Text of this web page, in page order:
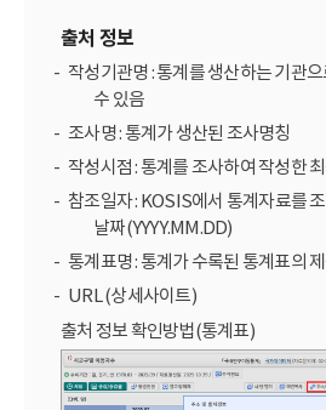
출처 정보
작성기관명 : 통계를 생산하는 기관
수 있음
조사명 : 통계가 생산된 조사명칭
작성시점 : 통계를 조사하여 작성한
참조일자 : KOSIS에서 통계자료를
날짜(YYYY.MM.DD)
통계표명 : 통계가 수록된 통계표의
URL (상세사이트)
출처 정보 확인방법(통계표)